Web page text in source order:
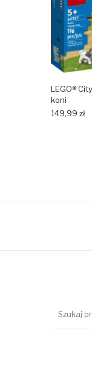
LEGO®
koni
149,99 zł